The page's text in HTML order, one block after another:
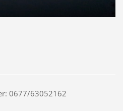
0677/63052162